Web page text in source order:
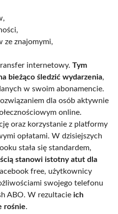
ze znajomymi,
internetowy. Tym
bieżąco śledzić wydarzenia,
w swoim abonamencie.
dla osób aktywnie
online.
oraz korzystanie z platformy
opłatami. W dzisiejszych
stała się standardem,
stanowi istotny atut dla
free, użytkownicy
swojego telefonu
ABO. W rezultacie ich
rośnie.